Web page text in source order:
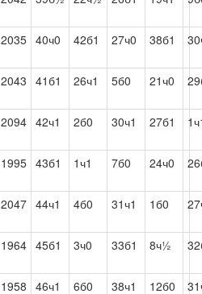
2035 40ч0 42б1 27ч0 38б1
2043 41б1 26ч1 5б0 21ч0
2094 42ч1 2б0 30ч1 27б1
1995 43б1 1ч1 7б0 24ч0
2047 44ч1 4б0 31ч1 1б0
1964 45б1 3ч0 33б1 8ч½
1958 46ч1 6б0 38ч1 12б0